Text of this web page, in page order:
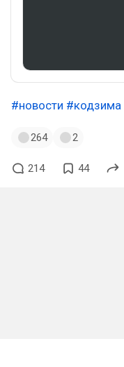
#новости #кодзима
264 2
214 44